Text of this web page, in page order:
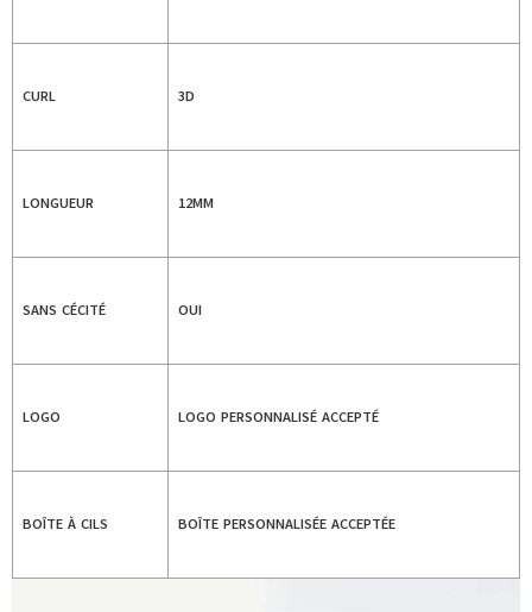
CURL 3D
LONGUEUR 12MM
SANS CÉCITÉ OUI
LOGO LOGO PERSONNALISÉ ACCEPTÉ
BOÎTE À CILS BOÎTE PERSONNALISÉE ACCEPTÉE